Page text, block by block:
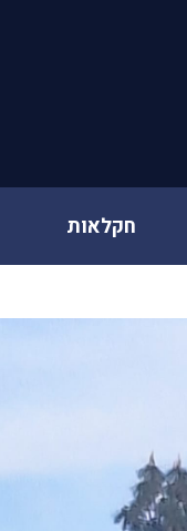
חקלאות